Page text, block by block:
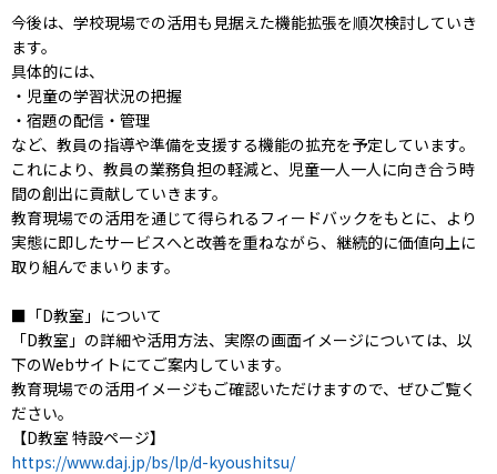
今後は、学校現場での活用も見据えた機能拡張を順次検討していき
ます。
具体的には、
・児童の学習状況の把握
・宿題の配信・管理
など、教員の指導や準備を支援する機能の拡充を予定しています。
これにより、教員の業務負担の軽減と、児童一人一人に向き合う時
間の創出に貢献していきます。
教育現場での活用を通じて得られるフィードバックをもとに、より
実態に即したサービスへと改善を重ねながら、継続的に価値向上に
取り組んでまいります。
■「D教室」について
「D教室」の詳細や活用方法、実際の画面イメージについては、以
下のWebサイトにてご案内しています。
教育現場での活用イメージもご確認いただけますので、ぜひご覧く
ださい。
【D教室 特設ページ】
https://www.daj.jp/bs/lp/d-kyoushitsu/